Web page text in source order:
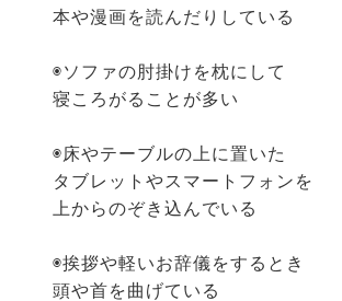
本や漫画を読んだりしている
◉ソファの肘掛けを枕にして
寝ころがることが多い
◉床やテーブルの上に置いた
タブレットやスマートフォンを
上からのぞき込んでいる
◉挨拶や軽いお辞儀をするとき
頭や首を曲げている